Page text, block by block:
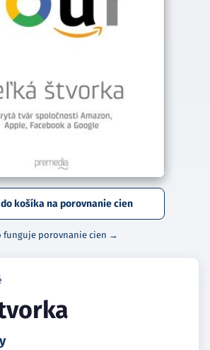
košíka na porovnanie cien
funguje porovnanie cien →